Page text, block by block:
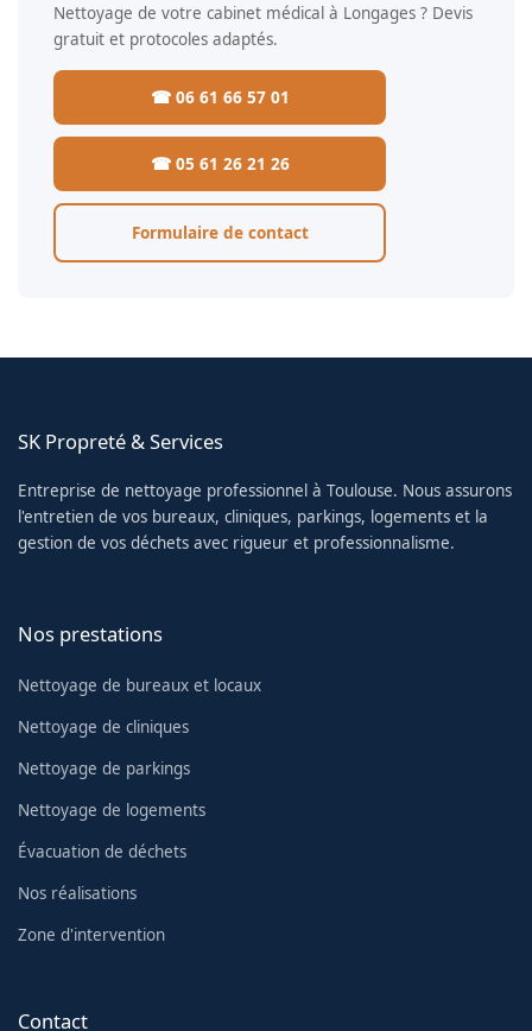
Nettoyage de votre cabinet médical à Longages ? Devis
gratuit et protocoles adaptés.
☎ 06 61 66 57 01
☎ 05 61 26 21 26
Formulaire de contact
SK Propreté & Services
Entreprise de nettoyage professionnel à Toulouse. Nous assurons
l'entretien de vos bureaux, cliniques, parkings, logements et la
gestion de vos déchets avec rigueur et professionnalisme.
Nos prestations
Nettoyage de bureaux et locaux
Nettoyage de cliniques
Nettoyage de parkings
Nettoyage de logements
Évacuation de déchets
Nos réalisations
Zone d'intervention
Contact